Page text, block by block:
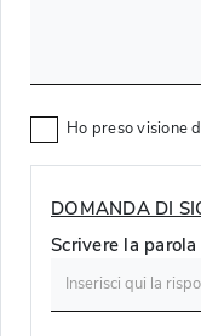
Ho preso visione
DOMANDA DI
Scrivere la